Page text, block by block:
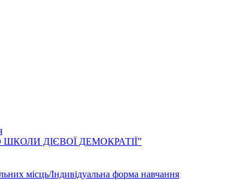
ШКОЛИ ДІЄВОЇ ДЕМОКРАТІЇ”
місць/Індивідуальна форма навчання